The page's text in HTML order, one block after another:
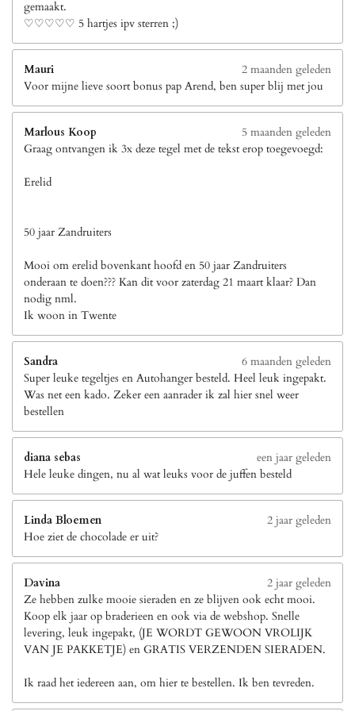
gemaakt.
♡♡♡♡♡ 5 hartjes ipv sterren ;)
Mauri
2 maanden geleden
Voor mijne lieve soort bonus pap Arend, ben super blij met jou
Marlous Koop
5 maanden geleden
Graag ontvangen ik 3x deze tegel met de tekst erop toegevoegd:
Erelid
50 jaar Zandruiters
Mooi om erelid bovenkant hoofd en 50 jaar Zandruiters
onderaan te doen??? Kan dit voor zaterdag 21 maart klaar? Dan
nodig nml.
Ik woon in Twente
Sandra
6 maanden geleden
Super leuke tegeltjes en Autohanger besteld. Heel leuk ingepakt.
Was net een kado. Zeker een aanrader ik zal hier snel weer
bestellen
diana sebas
een jaar geleden
Hele leuke dingen, nu al wat leuks voor de juffen besteld
Linda Bloemen
2 jaar geleden
Hoe ziet de chocolade er uit?
Davina
2 jaar geleden
Ze hebben zulke mooie sieraden en ze blijven ook echt mooi.
Koop elk jaar op braderieen en ook via de webshop. Snelle
levering, leuk ingepakt, (JE WORDT GEWOON VROLIJK
VAN JE PAKKETJE) en GRATIS VERZENDEN SIERADEN.
Ik raad het iedereen aan, om hier te bestellen. Ik ben tevreden.